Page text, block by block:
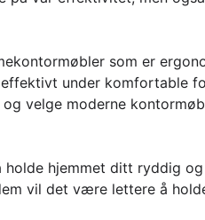
som er
under komfortable
velge moderne
hjemmet ditt ryddig
vil det være lettere å